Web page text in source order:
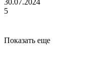
30.07.2024
5
Показать еще